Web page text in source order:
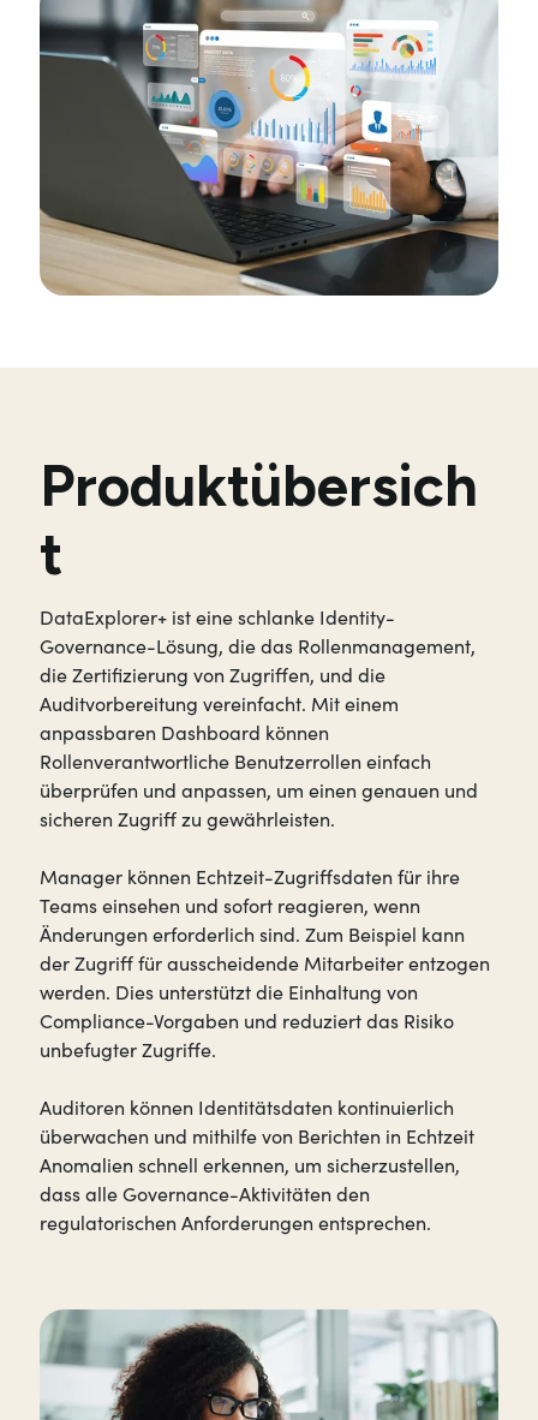
Produktübersich
t
DataExplorer+ ist eine schlanke Identity-
Governance-Lösung, die das Rollenmanagement,
die Zertifizierung von Zugriffen, und die
Auditvorbereitung vereinfacht. Mit einem
anpassbaren Dashboard können
Rollenverantwortliche Benutzerrollen einfach
überprüfen und anpassen, um einen genauen und
sicheren Zugriff zu gewährleisten.
Manager können Echtzeit-Zugriffs­daten für ihre
Teams einsehen und sofort reagieren, wenn
Änderungen erforderlich sind. Zum Beispiel kann
der Zugriff für ausscheidende Mitarbeiter entzogen
werden. Dies unterstützt die Einhaltung von
Compliance-Vorgaben und reduziert das Risiko
unbefugter Zugriffe.
Auditoren können Identitätsdaten kontinuierlich
überwachen und mithilfe von Berichten in Echtzeit
Anomalien schnell erkennen, um sicherzustellen,
dass alle Governance-Aktivitäten den
regulatorischen Anforderungen entsprechen.